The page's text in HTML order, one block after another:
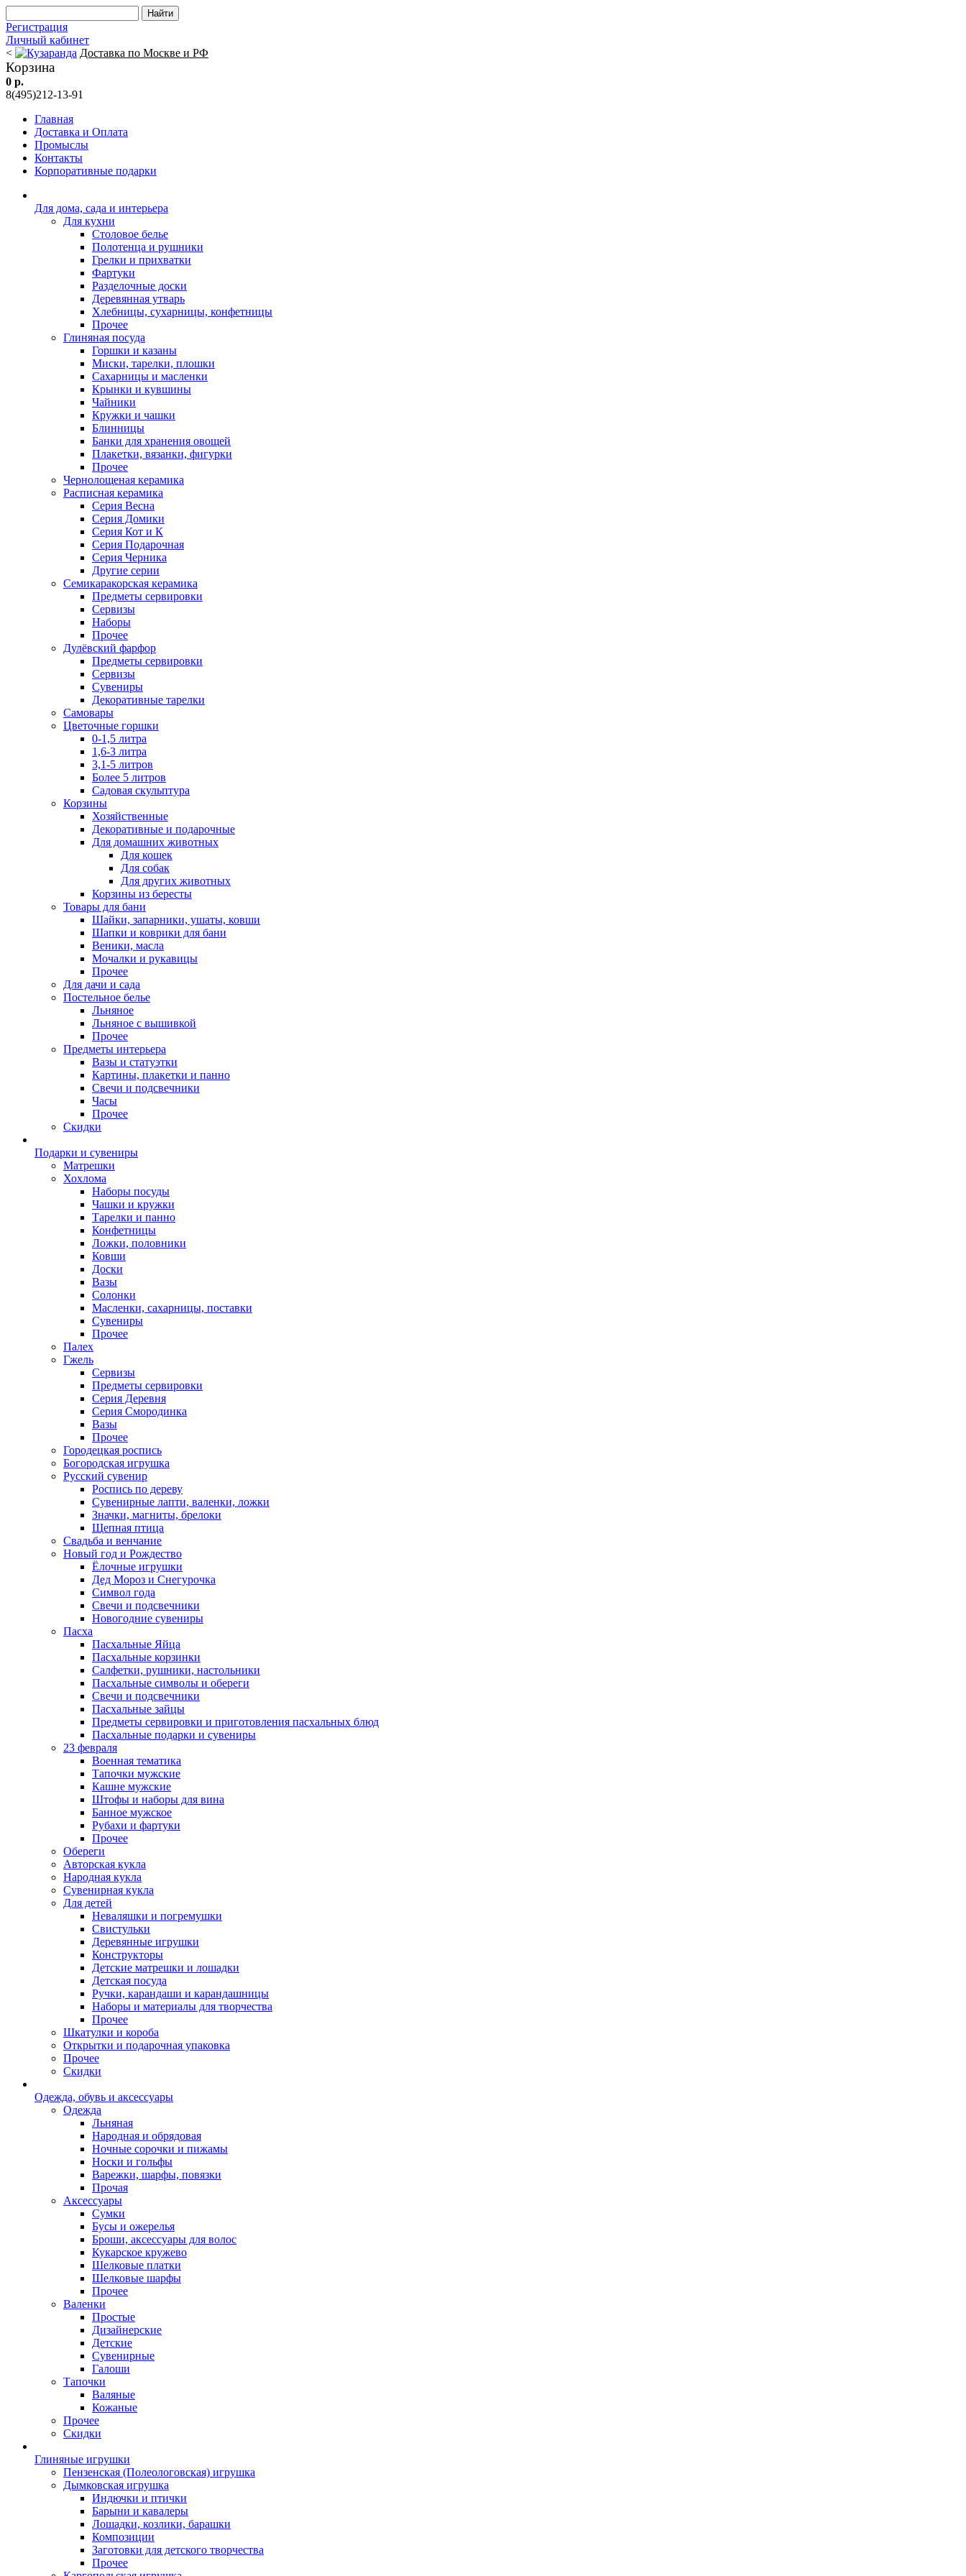
Регистрация
Личный кабинет
<
Доставка по Москве и РФ
Корзина
0 р.
8(495)212-13-91
Главная
Доставка и Оплата
Промыслы
Контакты
Корпоративные подарки
Для дома, сада и интерьера
Для кухни
Столовое белье
Полотенца и рушники
Грелки и прихватки
Фартуки
Разделочные доски
Деревянная утварь
Хлебницы, сухарницы, конфетницы
Прочее
Глиняная посуда
Горшки и казаны
Миски, тарелки, плошки
Сахарницы и масленки
Крынки и кувшины
Чайники
Кружки и чашки
Блинницы
Банки для хранения овощей
Плакетки, вязанки, фигурки
Прочее
Чернолощеная керамика
Расписная керамика
Серия Весна
Серия Домики
Серия Кот и К
Серия Подарочная
Серия Черника
Другие серии
Семикаракорская керамика
Предметы сервировки
Сервизы
Наборы
Прочее
Дулёвский фарфор
Предметы сервировки
Сервизы
Сувениры
Декоративные тарелки
Самовары
Цветочные горшки
0-1,5 литра
1,6-3 литра
3,1-5 литров
Более 5 литров
Садовая скульптура
Корзины
Хозяйственные
Декоративные и подарочные
Для домашних животных
Для кошек
Для собак
Для других животных
Корзины из бересты
Товары для бани
Шайки, запарники, ушаты, ковши
Шапки и коврики для бани
Веники, масла
Мочалки и рукавицы
Прочее
Для дачи и сада
Постельное белье
Льняное
Льняное с вышивкой
Прочее
Предметы интерьера
Вазы и статуэтки
Картины, плакетки и панно
Свечи и подсвечники
Часы
Прочее
Скидки
Подарки и сувениры
Матрешки
Хохлома
Наборы посуды
Чашки и кружки
Тарелки и панно
Конфетницы
Ложки, половники
Ковши
Доски
Вазы
Солонки
Масленки, сахарницы, поставки
Сувениры
Прочее
Палех
Гжель
Сервизы
Предметы сервировки
Серия Деревня
Серия Смородинка
Вазы
Прочее
Городецкая роспись
Богородская игрушка
Русский сувенир
Роспись по дереву
Сувенирные лапти, валенки, ложки
Значки, магниты, брелоки
Щепная птица
Свадьба и венчание
Новый год и Рождество
Ёлочные игрушки
Дед Мороз и Снегурочка
Символ года
Свечи и подсвечники
Новогодние сувениры
Пасха
Пасхальные Яйца
Пасхальные корзинки
Салфетки, рушники, настольники
Пасхальные символы и обереги
Свечи и подсвечники
Пасхальные зайцы
Предметы сервировки и приготовления пасхальных блюд
Пасхальные подарки и сувениры
23 февраля
Военная тематика
Тапочки мужские
Кашне мужские
Штофы и наборы для вина
Банное мужское
Рубахи и фартуки
Прочее
Обереги
Авторская кукла
Народная кукла
Сувенирная кукла
Для детей
Неваляшки и погремушки
Свистульки
Деревянные игрушки
Конструкторы
Детские матрешки и лошадки
Детская посуда
Ручки, карандаши и карандашницы
Наборы и материалы для творчества
Прочее
Шкатулки и короба
Открытки и подарочная упаковка
Прочее
Скидки
Одежда, обувь и аксессуары
Одежда
Льняная
Народная и обрядовая
Ночные сорочки и пижамы
Носки и гольфы
Варежки, шарфы, повязки
Прочая
Аксессуары
Сумки
Бусы и ожерелья
Броши, аксессуары для волос
Кукарское кружево
Шелковые платки
Шелковые шарфы
Прочее
Валенки
Простые
Дизайнерские
Детские
Сувенирные
Галоши
Тапочки
Валяные
Кожаные
Прочее
Скидки
Глиняные игрушки
Пензенская (Полеологовская) игрушка
Дымковская игрушка
Индючки и птички
Барыни и кавалеры
Лошадки, козлики, барашки
Композиции
Заготовки для детского творчества
Прочее